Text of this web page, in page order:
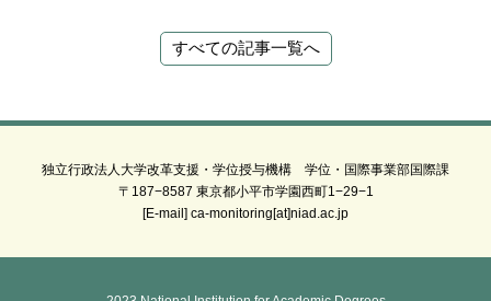
すべての記事一覧へ
独立行政法人大学改革支援・学位授与機構 学位・国際事業部国際課
〒187−8587 東京都小平市学園西町1−29−1
[E-mail] ca-monitoring[at]niad.ac.jp